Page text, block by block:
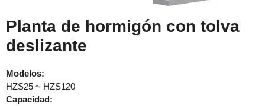
Planta de hormigón con tolva
deslizante
Modelos:
HZS25 ~ HZS120
Capacidad: